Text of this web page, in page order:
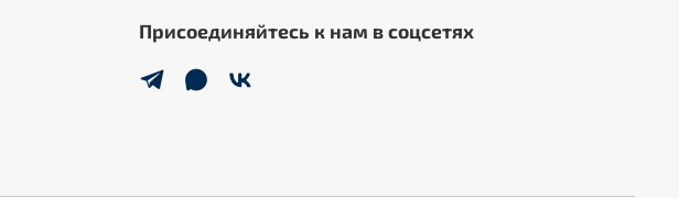
Присоединяйтесь к нам в соцсетях